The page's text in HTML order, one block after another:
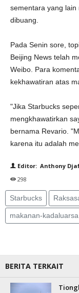
sementara yang lain
dibuang.
Pada Senin sore,
Beijing News telah
Weibo. Para
kekhawatiran atas
"Jika Starbucks
mengkhawatirkan
bernama Revario.
karena itu adalah
Editor: Anthony
298
Starbucks
makanan-kadaluarsa
BERITA TERKAIT